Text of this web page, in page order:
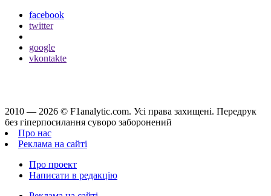
facebook
twitter
google
vkontakte
2010 — 2026 © F1analytic.com. Усi права захищенi. Передрук
без гіперпосилання суворо заборонений
Про нас
Реклама на сайті
Про проект
Написати в редакцію